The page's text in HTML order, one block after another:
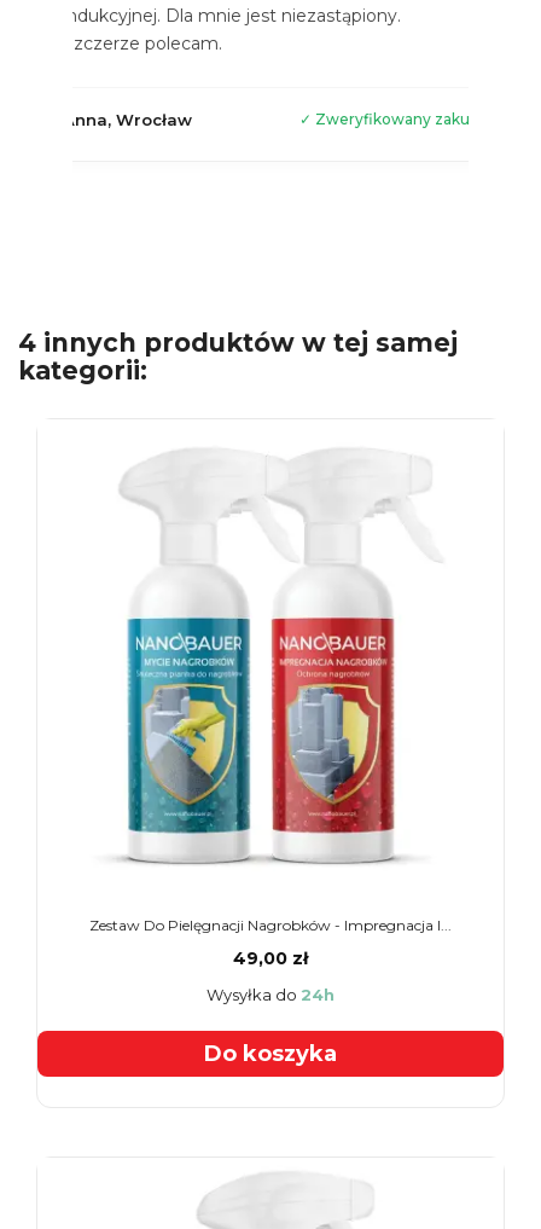
indukcyjnej. Dla mnie jest niezastąpiony.
Szczerze polecam.
Anna, Wrocław ✓ Zweryfikowany zakup
4 innych produktów w tej samej
kategorii:
Zestaw Do Pielęgnacji Nagrobków - Impregnacja I...
49,00 zł
Wysyłka do 24h
Do koszyka